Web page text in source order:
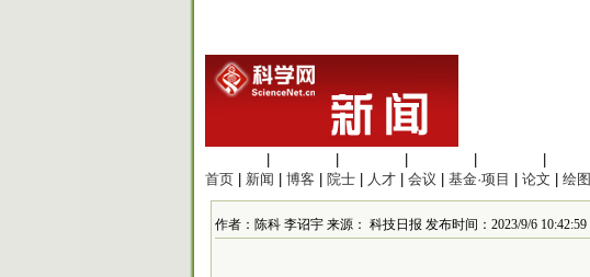
首页
新闻 博客 院士 人才 会议 基金·项目 论文 绘图
作者：陈科 李诏宇 来源： 科技日报 发布时间：2023/9/6 10:42:59